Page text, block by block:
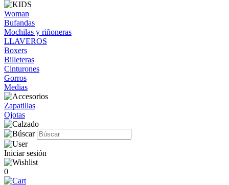
Woman
Bufandas
Mochilas y riñoneras
LLAVEROS
Boxers
Billeteras
Cinturones
Gorros
Medias
Zapatillas
Ojotas
Iniciar sesión
0